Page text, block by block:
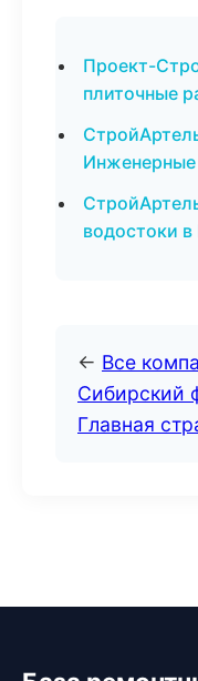
Проект-
плиточные
Инженерные
водостоки
← Все
Сибирский
Главная